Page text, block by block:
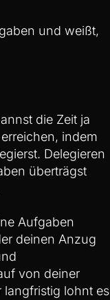
und weißt,
die Zeit ja
indem
Delegieren
überträgst
Aufgaben
deinen Anzug
von deiner
langfristig lohnt es